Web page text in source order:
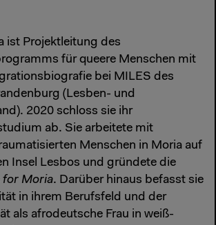
ist Projektleitung des
für queere Menschen mit
bei MILES des
(Lesben- und
2020 schloss sie ihr
ab. Sie arbeitete mit
Menschen in Moria auf
Insel Lesbos und gründete die
for Moria. Darüber hinaus befasst sie
in ihrem Berufsfeld und der
als afrodeutsche Frau in weiß-